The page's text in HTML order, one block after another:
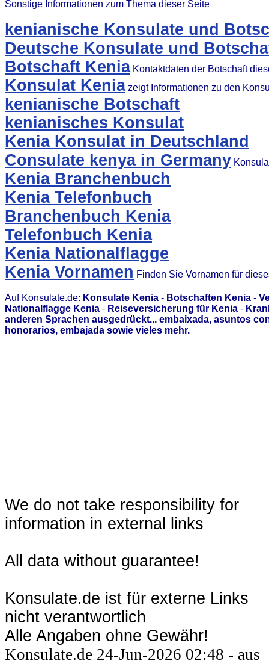
Sonstige Informationen zum Thema dieser Seite
kenianische Konsulate und
Deutsche Konsulate und
Botschaft KeniaKontaktdaten der Botschaft
Konsulat Keniazeigt Informationen zu den
kenianische Botschaft
kenianisches Konsulat
Kenia Konsulat in Deutschland
Consulate kenya in Germany
Kenia Branchenbuch
Kenia Telefonbuch
Branchenbuch Kenia
Telefonbuch Kenia
Kenia Nationalflagge
Kenia Vornamen Finden Sie Vornamen für
Auf Konsulate.de: Konsulate Kenia - Botschaften Kenia -
Nationalflagge Kenia - Reiseversicherung für Kenia -
anderen Sprachen ausgedrückt... embaixada, asuntos
honorarios, embajada sowie vieles mehr.
We do not take responsibility for
information in external links
All data without guarantee!
Konsulate.de ist für externe Links
nicht verantwortlich
Alle Angaben ohne Gewähr!
Konsulate.de 24-Jun-2026 02:48 - aus